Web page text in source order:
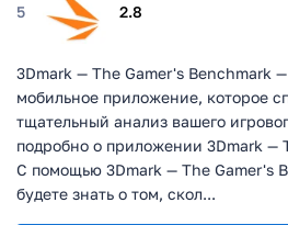
5
2.8
3Dmark — The Gamer's Benchmark
мобильное приложение, которое
тщательный анализ вашего
подробно о приложении 3Dmark —
С помощью 3Dmark — The Gamer's
будете знать о том, скол...